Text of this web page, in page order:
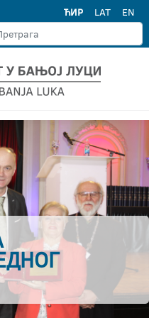
ЋИР LAT EN